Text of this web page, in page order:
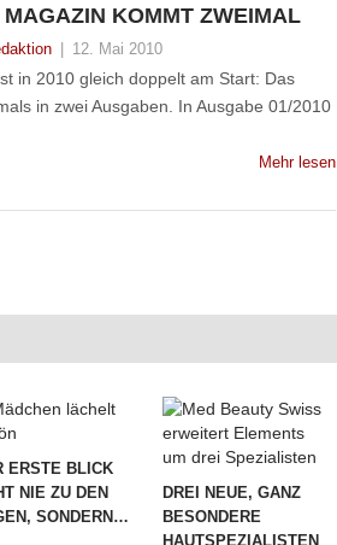
KOMMT ZWEIMAL
12. Mai 2010
in 2010 gleich doppelt am Start: Das
in zwei Ausgaben. In Ausgabe 01/2010
Mehr lesen
ERSTE BLICK
NIE ZU DEN
SONDERN…
DREI NEUE, GANZ
BESONDERE
HAUTSPEZIALISTEN